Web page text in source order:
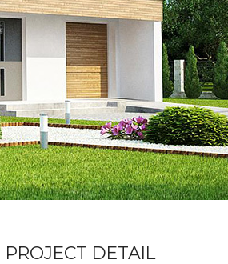
PROJECT DETAIL